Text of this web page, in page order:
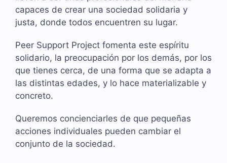
capaces de crear una sociedad solidaria y
justa, donde todos encuentren su lugar.
Peer Support Project fomenta este espíritu
solidario, la preocupación por los demás, por los
que tienes cerca, de una forma que se adapta a
las distintas edades, y lo hace materializable y
concreto.
Queremos concienciarles de que pequeñas
acciones individuales pueden cambiar el
conjunto de la sociedad.